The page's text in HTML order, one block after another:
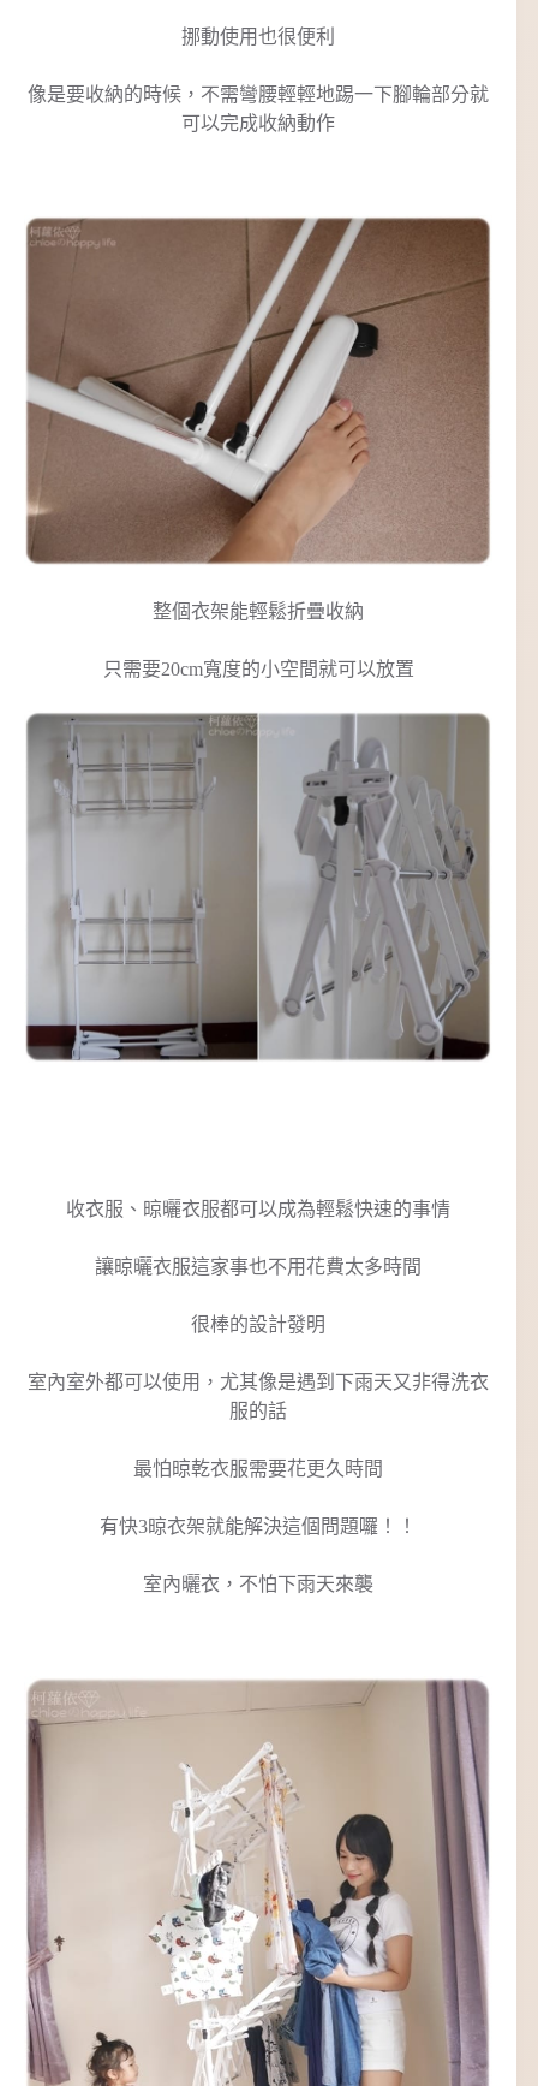
挪動使用也很便利
像是要收納的時候，不需彎腰輕輕地踢一下腳輪部分就
可以完成收納動作
整個衣架能輕鬆折疊收納
只需要20cm寬度的小空間就可以放置
收衣服、晾曬衣服都可以成為輕鬆快速的事情
讓晾曬衣服這家事也不用花費太多時間
很棒的設計發明
室內室外都可以使用，尤其像是遇到下雨天又非得洗衣
服的話
最怕晾乾衣服需要花更久時間
有快3晾衣架就能解決這個問題囉！！
室內曬衣，不怕下雨天來襲